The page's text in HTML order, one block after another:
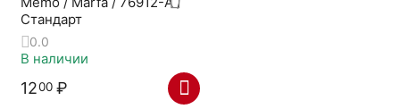
Стандарт
0.0
В наличии
1200 ₽